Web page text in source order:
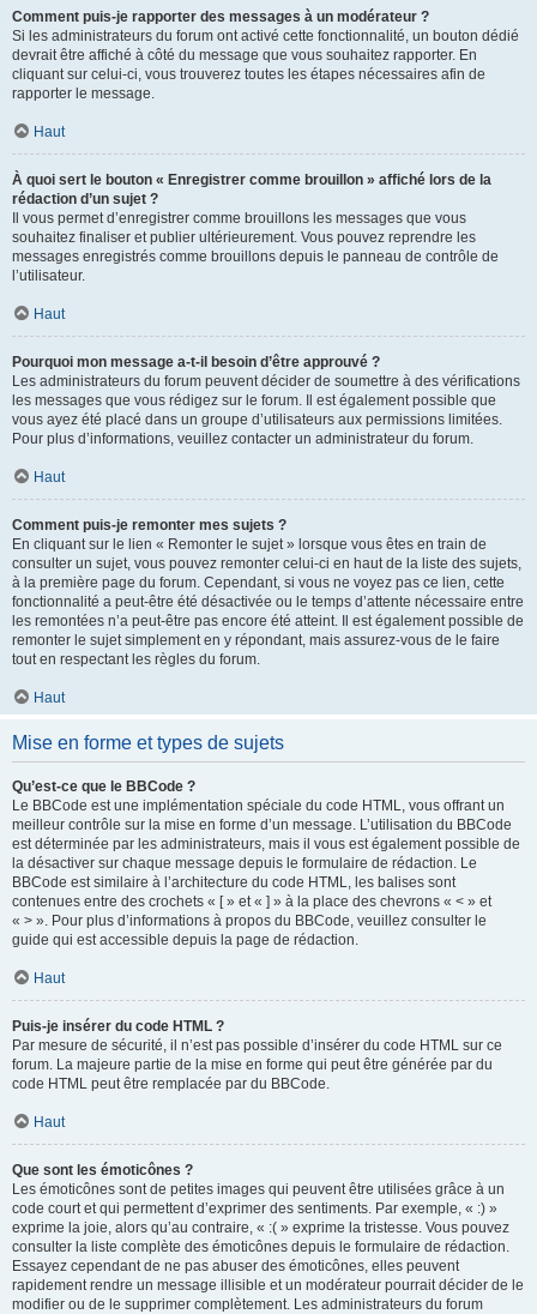
Comment puis-je rapporter des messages à un modérateur ?
Si les administrateurs du forum ont activé cette fonctionnalité, un bouton dédié
devrait être affiché à côté du message que vous souhaitez rapporter. En
cliquant sur celui-ci, vous trouverez toutes les étapes nécessaires afin de
rapporter le message.
Haut
À quoi sert le bouton « Enregistrer comme brouillon » affiché lors de la
rédaction d’un sujet ?
Il vous permet d’enregistrer comme brouillons les messages que vous
souhaitez finaliser et publier ultérieurement. Vous pouvez reprendre les
messages enregistrés comme brouillons depuis le panneau de contrôle de
l’utilisateur.
Haut
Pourquoi mon message a-t-il besoin d’être approuvé ?
Les administrateurs du forum peuvent décider de soumettre à des vérifications
les messages que vous rédigez sur le forum. Il est également possible que
vous ayez été placé dans un groupe d’utilisateurs aux permissions limitées.
Pour plus d’informations, veuillez contacter un administrateur du forum.
Haut
Comment puis-je remonter mes sujets ?
En cliquant sur le lien « Remonter le sujet » lorsque vous êtes en train de
consulter un sujet, vous pouvez remonter celui-ci en haut de la liste des sujets,
à la première page du forum. Cependant, si vous ne voyez pas ce lien, cette
fonctionnalité a peut-être été désactivée ou le temps d’attente nécessaire entre
les remontées n’a peut-être pas encore été atteint. Il est également possible de
remonter le sujet simplement en y répondant, mais assurez-vous de le faire
tout en respectant les règles du forum.
Haut
Mise en forme et types de sujets
Qu’est-ce que le BBCode ?
Le BBCode est une implémentation spéciale du code HTML, vous offrant un
meilleur contrôle sur la mise en forme d’un message. L’utilisation du BBCode
est déterminée par les administrateurs, mais il vous est également possible de
la désactiver sur chaque message depuis le formulaire de rédaction. Le
BBCode est similaire à l’architecture du code HTML, les balises sont
contenues entre des crochets « [ » et « ] » à la place des chevrons « < » et
« > ». Pour plus d’informations à propos du BBCode, veuillez consulter le
guide qui est accessible depuis la page de rédaction.
Haut
Puis-je insérer du code HTML ?
Par mesure de sécurité, il n’est pas possible d’insérer du code HTML sur ce
forum. La majeure partie de la mise en forme qui peut être générée par du
code HTML peut être remplacée par du BBCode.
Haut
Que sont les émoticônes ?
Les émoticônes sont de petites images qui peuvent être utilisées grâce à un
code court et qui permettent d’exprimer des sentiments. Par exemple, « :) »
exprime la joie, alors qu’au contraire, « :( » exprime la tristesse. Vous pouvez
consulter la liste complète des émoticônes depuis le formulaire de rédaction.
Essayez cependant de ne pas abuser des émoticônes, elles peuvent
rapidement rendre un message illisible et un modérateur pourrait décider de le
modifier ou de le supprimer complètement. Les administrateurs du forum